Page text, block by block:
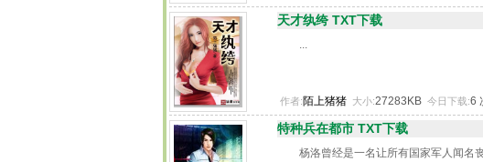
天才纨绔 TXT下载
...
作者:陌上猪猪 大小:27283KB 今日下载:6
特种兵在都市 TXT下载
杨洛曾经是一名让所有国家军人闻名